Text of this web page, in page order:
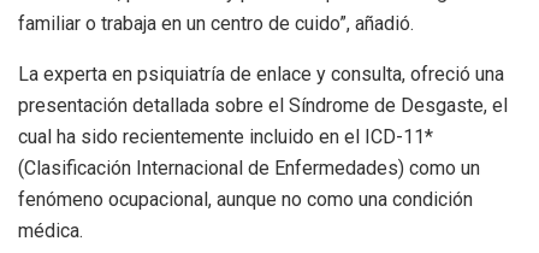
familiar o trabaja en un centro de cuido”, añadió.
La experta en psiquiatría de enlace y consulta, ofreció una
presentación detallada sobre el Síndrome de Desgaste, el
cual ha sido recientemente incluido en el ICD-11*
(Clasificación Internacional de Enfermedades) como un
fenómeno ocupacional, aunque no como una condición
médica.